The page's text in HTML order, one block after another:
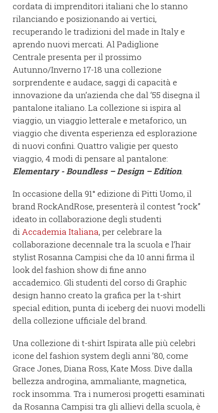
cordata di imprenditori italiani che lo stanno
rilanciando e posizionando ai vertici,
recuperando le tradizioni del made in Italy e
aprendo nuovi mercati. Al Padiglione
Centrale presenta per il prossimo
Autunno/Inverno 17-18 una collezione
sorprendente e audace, saggi di capacità e
innovazione da un’azienda che dal ‘55 disegna il
pantalone italiano. La collezione si ispira al
viaggio, un viaggio letterale e metaforico, un
viaggio che diventa esperienza ed esplorazione
di nuovi confini. Quattro valigie per questo
viaggio, 4 modi di pensare al pantalone:
Elementary - Boundless – Design – Edition.
In occasione della 91° edizione di Pitti Uomo, il
brand RockAndRose, presenterà il contest “rock”
ideato in collaborazione degli studenti
diAccademia Italiana, per celebrare la
collaborazione decennale tra la scuola e l’hair
stylist Rosanna Campisi che da 10 anni firma il
look del fashion show di fine anno
accademico. Gli studenti del corso di Graphic
design hanno creato la grafica per la t-shirt
special edition, punta di iceberg dei nuovi modelli
della collezione ufficiale del brand.
Una collezione di t-shirt Ispirata alle più celebri
icone del fashion system degli anni ’80, come
Grace Jones, Diana Ross, Kate Moss. Dive dalla
bellezza androgina, ammaliante, magnetica,
rock insomma. Tra i numerosi progetti esaminati
da Rosanna Campisi tra gli allievi della scuola, è